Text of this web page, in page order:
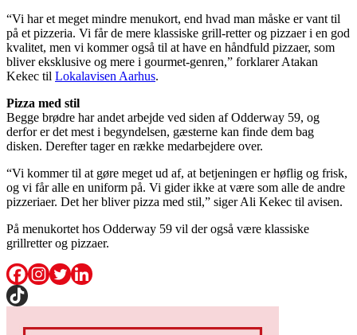
“Vi har et meget mindre menukort, end hvad man måske er vant til
på et pizzeria. Vi får de mere klassiske grill-retter og pizzaer i en god
kvalitet, men vi kommer også til at have en håndfuld pizzaer, som
bliver eksklusive og mere i gourmet-genren,” forklarer Atakan
Kekec til Lokalavisen Aarhus.
Pizza med stil
Begge brødre har andet arbejde ved siden af Odderway 59, og
derfor er det mest i begyndelsen, gæsterne kan finde dem bag
disken. Derefter tager en række medarbejdere over.
“Vi kommer til at gøre meget ud af, at betjeningen er høflig og frisk,
og vi får alle en uniform på. Vi gider ikke at være som alle de andre
pizzeriaer. Det her bliver pizza med stil,” siger Ali Kekec til avisen.
På menukortet hos Odderway 59 vil der også være klassiske
grillretter og pizzaer.